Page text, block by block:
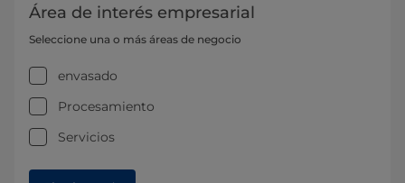
Área de interés empresarial
Seleccione una o más áreas de negocio
envasado
Procesamiento
Servicios